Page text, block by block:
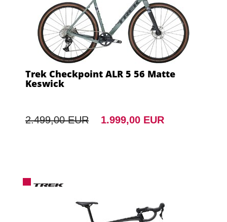
Trek Checkpoint ALR 5 56 Matte
Keswick
2.499,00 EUR 1.999,00 EUR